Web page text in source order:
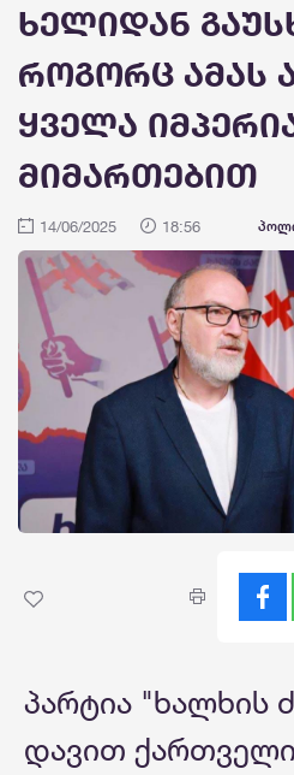
ხელიდან
როგორც ამას
ყველა
მიმართებით
14/06/2025 18:56
პარტია "ხალხის
დავით